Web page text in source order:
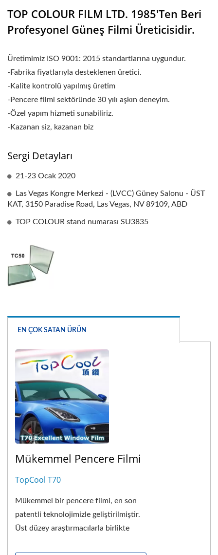
TOP COLOUR FILM LTD. 1985'ten Beri
Profesyonel Güneş Filmi Üreticisidir.
Üretimimiz ISO 9001: 2015 standartlarına uygundur.
-Fabrika fiyatlarıyla desteklenen üretici.
-Kalite kontrolü yapılmış üretim
-Pencere filmi sektöründe 30 yılı aşkın deneyim.
-Özel yapım hizmeti sunabiliriz.
-Kazanan siz, kazanan biz
Sergi Detayları
21-23 Ocak 2020
Las Vegas Kongre Merkezi - (LVCC) Güney Salonu - ÜST
KAT, 3150 Paradise Road, Las Vegas, NV 89109, ABD
TOP COLOUR stand numarası SU3835
EN ÇOK SATAN ÜRÜN
Mükemmel Pencere Filmi
TopCool T70
Mükemmel bir pencere filmi, en son
patentli teknolojimizle geliştirilmiştir.
Üst düzey araştırmacılarla birlikte